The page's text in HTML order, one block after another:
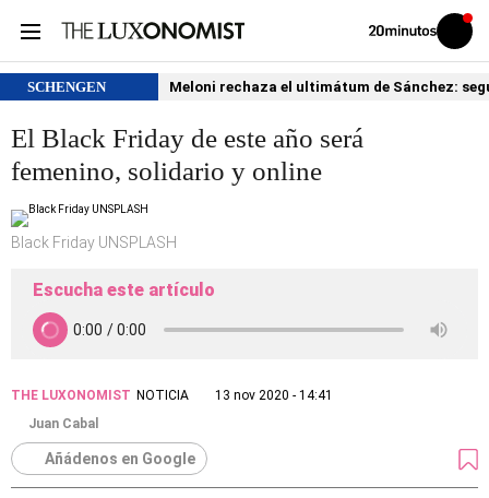
Volver
Iniciar
sesión
SCHENGEN Meloni rechaza el ultimátum de Sánchez:
El Black Friday de este año será
femenino, solidario y online
Black Friday UNSPLASH
Escucha este artículo
THE LUXONOMIST NOTICIA
13 nov 2020 - 14:41
Juan Cabal
Añádenos en Google